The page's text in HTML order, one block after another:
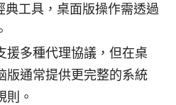
典工具，桌面版操作需透過
援多種代理協議，但在桌
版通常提供更完整的系統
則。